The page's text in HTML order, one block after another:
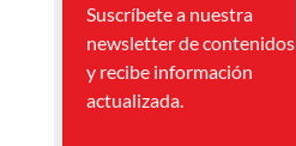
Suscríbete a nuestra
newsletter de contenidos
y recibe información
actualizada.